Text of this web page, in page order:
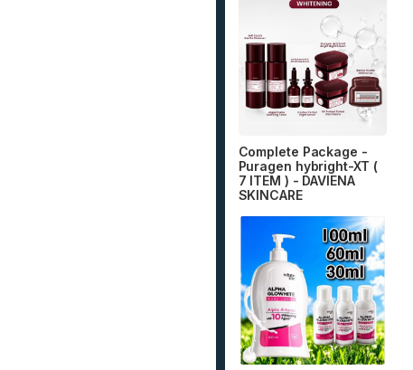
Complete Package -
Puragen hybright-XT (
7 ITEM ) - DAVIENA
SKINCARE